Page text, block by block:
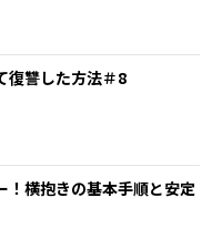
復讐した方法＃8
！横抱きの基本手順と安定